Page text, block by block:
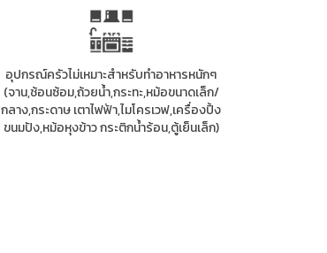
อุปกรณ์ครัวไม่เหมาะสำหรับทำอาหารหนักๆ
(จาน,ช้อนซ้อม,ถ้วยน้ำ,กระทะ,หม้อขนาดเล็ก/
กลาง,กระดาษ เตาไฟฟ้า,ไมโครเวฟ,เครื่องปิ้ง
ขนมปัง,หม้อหุงข้าว กระติกน้ำร้อน,ตู้เย็นเล็ก)